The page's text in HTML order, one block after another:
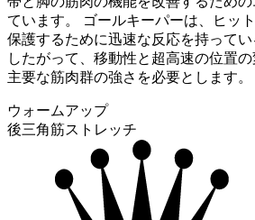
ています。 ゴールキーパーは、ヒッ
保護するために迅速な反応を持ってい
したがって、移動性と超高速の位置
主要な筋肉群の強さを必要とします。
ウォームアップ
後三角筋ストレッチ